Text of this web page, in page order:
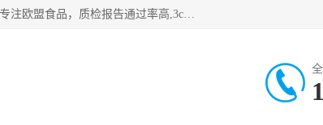
深圳万检通科技有限公司专注深圳CE认证，欧盟ce认证，*快捷，一站式全球认证服务团队专注欧盟食品，质检报告通过率高,3c认证优惠，欧盟公告机构授权代理，欢迎咨询